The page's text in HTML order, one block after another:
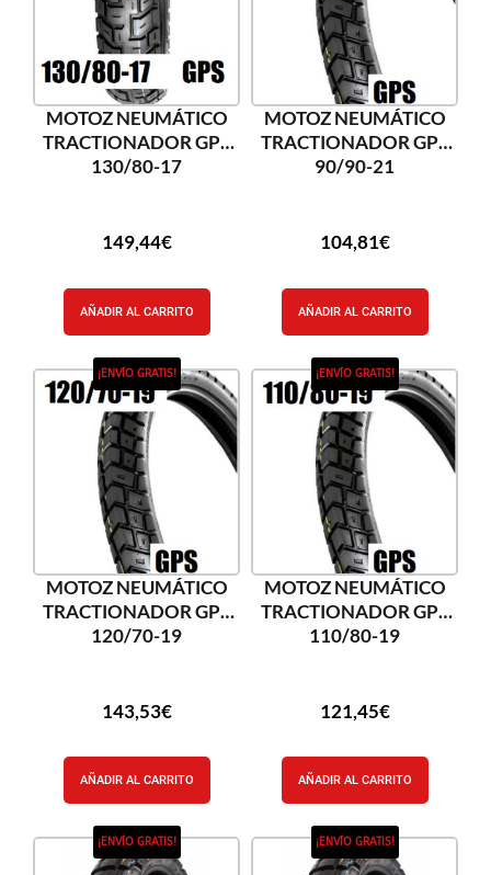
MOTOZ NEUMÁTICO
TRACTIONADOR GPS
130/80-17
149,44€
AÑADIR AL CARRITO
MOTOZ NEUMÁTICO
TRACTIONADOR GPS
90/90-21
104,81€
AÑADIR AL CARRITO
¡ENVÍO GRATIS!
MOTOZ NEUMÁTICO
TRACTIONADOR GPS
120/70-19
143,53€
AÑADIR AL CARRITO
¡ENVÍO GRATIS!
MOTOZ NEUMÁTICO
TRACTIONADOR GPS
110/80-19
121,45€
AÑADIR AL CARRITO
¡ENVÍO GRATIS! ¡ENVÍO GRATIS!